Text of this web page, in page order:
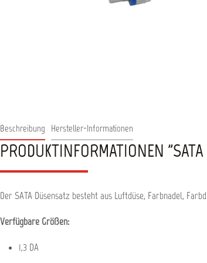
Beschreibung Hersteller-Informationen
PRODUKTINFORMATIONEN
Der SATA Düsensatz besteht aus Luftdüse, Farbnadel,
Verfügbare Größen:
1,3 DA